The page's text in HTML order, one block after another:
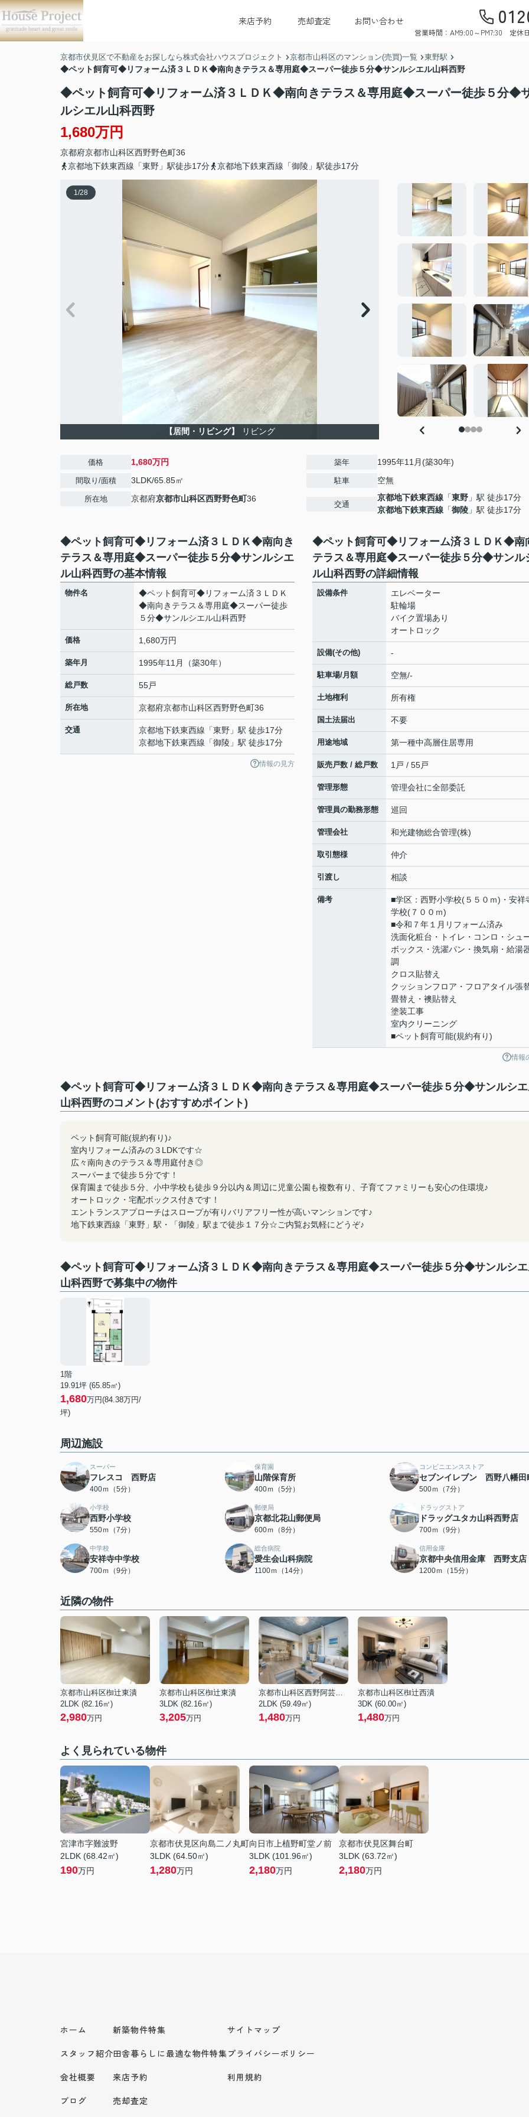
来店予約 売却査定 お問い合わせ
営業時間：AM9:00～PM7:30 定休
京都市伏見区で不動産をお探しなら株式会社ハウスプロジェクト 京都市山科区のマンション(売買)一覧 東野駅
◆ペット飼育可◆リフォーム済３ＬＤＫ◆南向きテラス＆専用庭◆スーパー徒歩５分◆サンルシエル山科西野
◆ペット飼育可◆リフォーム済３ＬＤＫ◆南向きテラス＆専用庭◆スーパー徒歩５分◆
ルシエル山科西野
1,680万円
京都府京都市山科区西野野色町36
京都地下鉄東西線「東野」駅徒歩17分
京都地下鉄東西線「御陵」駅徒歩17分
1/28
【居間・リビング】 リビング
価格 1,680万円
間取り/面積 3LDK/65.85㎡
所在地 京都府京都市山科区西野野色町36
築年 1995年11月(築30年)
駐車 空無
交通
京都地下鉄東西線 「東野 」駅 徒歩17分
京都地下鉄東西線 「御陵 」駅 徒歩17分
◆ペット飼育可◆リフォーム済３ＬＤＫ◆南向き
テラス＆専用庭◆スーパー徒歩５分◆サンルシエ
ル山科西野の基本情報
物件名
◆ペット飼育可◆リフォーム済３ＬＤＫ
◆南向きテラス＆専用庭◆スーパー徒歩
５分◆サンルシエル山科西野
価格 1,680万円
築年月 1995年11月（築30年）
総戸数 55戸
所在地 京都府京都市山科区西野野色町36
交通 京都地下鉄東西線 「東野 」駅 徒歩17分
京都地下鉄東西線 「御陵 」駅 徒歩17分
情報の見方
◆ペット飼育可◆リフォーム済３ＬＤＫ◆南
テラス＆専用庭◆スーパー徒歩５分◆サンル
ル山科西野の詳細情報
設備条件
エレベーター
駐輪場
バイク置場あり
オートロック
設備(その他) -
駐車場/月額 空無/-
土地権利 所有権
国土法届出 不要
用途地域 第一種中高層住居専用
販売戸数 / 総戸数 1戸 / 55戸
管理形態 管理会社に全部委託
管理員の勤務形態 巡回
管理会社 和光建物総合管理(株)
取引態様 仲介
引渡し 相談
備考
■学区：西野小学校(５５０ｍ)・安祥
学校(７００ｍ)
■令和７年１月リフォーム済み
洗面化粧台・トイレ・コンロ・シュ
ボックス・洗濯パン・換気扇・給湯
調
クロス貼替え
クッションフロア・フロアタイル張
畳替え・襖貼替え
塗装工事
室内クリーニング
■ペット飼育可能(規約有り)
情報
◆ペット飼育可◆リフォーム済３ＬＤＫ◆南向きテラス＆専用庭◆スーパー徒歩５分◆サンルシ
山科西野のコメント(おすすめポイント)
ペット飼育可能(規約有り)♪
室内リフォーム済みの３LDKです☆
広々南向きのテラス＆専用庭付き◎
スーパーまで徒歩５分です！
保育園まで徒歩５分、小中学校も徒歩９分以内＆周辺に児童公園も複数有り、子育てファミリーも安心の住環境♪
オートロック・宅配ボックス付きです！
エントランスアプローチはスロープが有りバリアフリー性が高いマンションです♪
地下鉄東西線「東野」駅・「御陵」駅まで徒歩１７分☆ご内覧お気軽にどうぞ♪
◆ペット飼育可◆リフォーム済３ＬＤＫ◆南向きテラス＆専用庭◆スーパー徒歩５分◆サンルシ
山科西野で募集中の物件
1階
19.91坪 (65.85㎡)
1,680万円(84.38万円/
坪)
周辺施設
スーパー
フレスコ 西野店
400ｍ（5分）
保育園
山階保育所
400ｍ（5分）
コンビニエンスストア
セブンイレブン 西野八幡田
500ｍ（7分）
小学校
西野小学校
550ｍ（7分）
郵便局
京都北花山郵便局
600ｍ（8分）
ドラッグストア
ドラッグユタカ山科西野店
700ｍ（9分）
中学校
安祥寺中学校
700ｍ（9分）
総合病院
愛生会山科病院
1100ｍ（14分）
信用金庫
京都中央信用金庫 西野支店
1200ｍ（15分）
近隣の物件
京都市山科区椥辻東潰
2LDK (82.16㎡)
2,980万円
京都市山科区椥辻東潰
3LDK (82.16㎡)
3,205万円
京都市山科区西野阿芸沢町
2LDK (59.49㎡)
1,480万円
京都市山科区椥辻西潰
3DK (60.00㎡)
1,480万円
よく見られている物件
宮津市字難波野
2LDK (68.42㎡)
190万円
京都市伏見区向島二ノ丸町
3LDK (64.50㎡)
1,280万円
向日市上植野町堂ノ前
3LDK (101.96㎡)
2,180万円
京都市伏見区舞台町
3LDK (63.72㎡)
2,180万円
ホーム
スタッフ紹介
会社概要
ブログ
新築物件特集
田舎暮らしに最適な物件特集
来店予約
売却査定
サイトマップ
プライバシーポリシー
利用規約